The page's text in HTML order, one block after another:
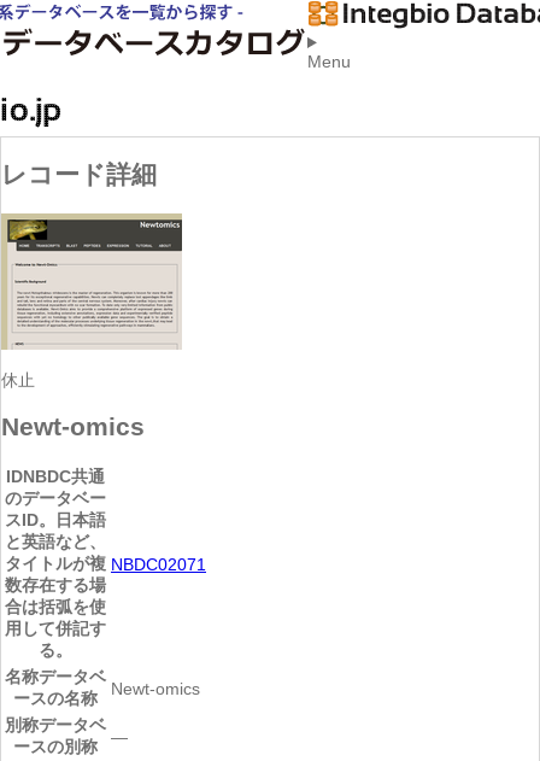
Menu
レコード詳細
休止
Newt-omics
IDNBDC共通
のデータベー
スID。日本語
と英語など、
タイトルが複
数存在する場
合は括弧を使
用して併記す
る。
NBDC02071
名称データベ
ースの名称
Newt-omics
別称データベ
ースの別称
―